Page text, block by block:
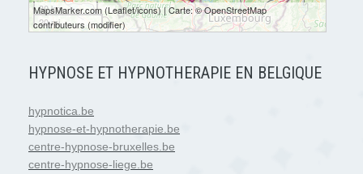
30 km
20 mi
MapsMarker.com(Leaflet/icons) | Carte: ©OpenStreetMap
contributeurs (modifier)
HYPNOSE ET HYPNOTHERAPIE EN BELGIQUE
hypnotica.be
hypnose-et-hypnotherapie.be
centre-hypnose-bruxelles.be
centre-hypnose-liege.be